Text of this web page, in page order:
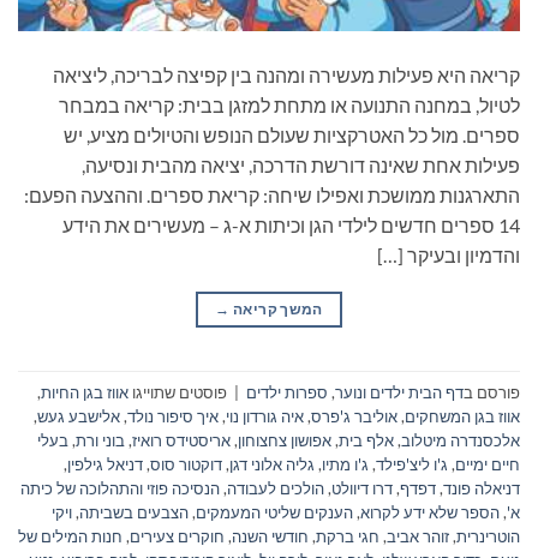
קריאה היא פעילות מעשירה ומהנה בין קפיצה לבריכה, ליציאה
לטיול, במחנה התנועה או מתחת למזגן בבית: קריאה במבחר
ספרים. מול כל האטרקציות שעולם הנופש והטיולים מציע, יש
פעילות אחת שאינה דורשת הדרכה, יציאה מהבית ונסיעה,
התארגנות ממושכת ואפילו שיחה: קריאת ספרים. וההצעה הפעם:
14 ספרים חדשים לילדי הגן וכיתות א-ג – מעשירים את הידע
והדמיון ובעיקר […]
המשך קריאה →
פורסם בדף הבית ילדים ונוער, ספרות ילדים | פוסטים שתוייגו אווז בגן החיות,
אווז בגן המשחקים,אוליבר ג'פרס,איה גורדון נוי,איך סיפור נולד,אלישבע געש,
אלכסנדרה מיטלוב,אלף בית,אפושון צחצוחון,אריסטידס רואיז, בוני ורת, בעלי
חיים ימיים, ג'ו ליצ'פילד, ג'ו מתיו, גליה אלוני דגן,דוקטור סוס,דניאל גילפין,
דניאלה פונד,דפדף,דרו דיוולט,הולכים לעבודה,הנסיכה פוזי והתהלוכה של כיתה
א',הספר שלא ידע לקרוא,הענקים שליטי המעמקים,הצבעים בשביתה,ויקי
הוטרינרית,זוהר אביב, חגי ברקת, חודשי השנה, חוקרים צעירים, חנות המילים של